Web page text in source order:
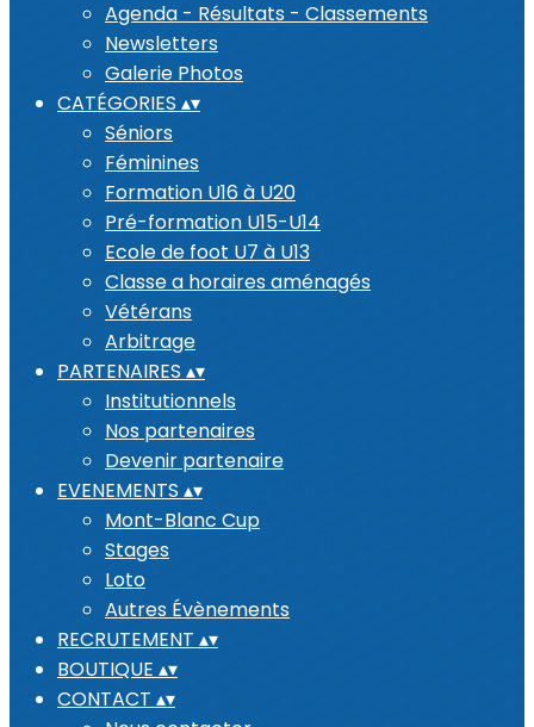
Agenda - Résultats - Classements
Newsletters
Galerie Photos
CATÉGORIES ▴▾
Séniors
Féminines
Formation U16 à U20
Pré-formation U15-U14
Ecole de foot U7 à U13
Classe a horaires aménagés
Vétérans
Arbitrage
PARTENAIRES ▴▾
Institutionnels
Nos partenaires
Devenir partenaire
EVENEMENTS ▴▾
Mont-Blanc Cup
Stages
Loto
Autres Évènements
RECRUTEMENT ▴▾
BOUTIQUE ▴▾
CONTACT ▴▾